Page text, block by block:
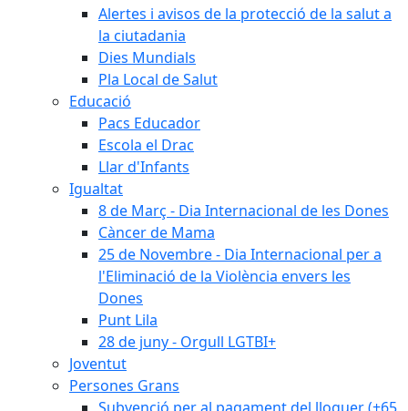
Alertes i avisos de la protecció de la salut a
la ciutadania
Dies Mundials
Pla Local de Salut
Educació
Pacs Educador
Escola el Drac
Llar d'Infants
Igualtat
8 de Març - Dia Internacional de les Dones
Càncer de Mama
25 de Novembre - Dia Internacional per a
l'Eliminació de la Violència envers les
Dones
Punt Lila
28 de juny - Orgull LGTBI+
Joventut
Persones Grans